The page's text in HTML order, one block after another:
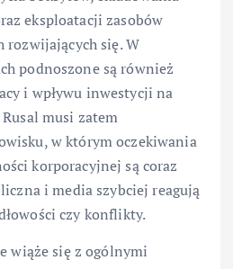
eksploatacji zasobów
rozwijających się. W
podnoszone są również
i wpływu inwestycji na
musi zatem
w którym oczekiwania
korporacyjnej są coraz
i media szybciej reagują
czy konflikty.
wiąże się z ogólnymi